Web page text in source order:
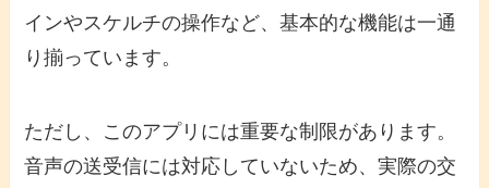
インやスケルチの操作など、基本的な機能は一通
り揃っています。
ただし、このアプリには重要な制限があります。
音声の送受信には対応していないため、実際の交